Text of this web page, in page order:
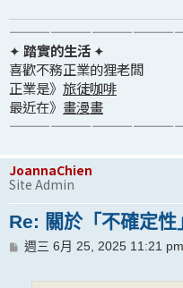
✦ 踏實的生活✦
喜歡不務正業的狸老闆
正業是》 旅徒咖啡
最近在》 畫漫畫
JoannaChien
Site Admin
Re: 關於「不確定性
文
週三 6月 25, 2025 11:21 pm